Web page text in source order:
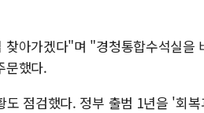
아가겠다"며 "경청통합수석실을
문했다.
점검했다. 정부 출범 1년을 '회